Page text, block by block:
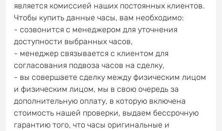
является комиссией наших постоянных клиентов.
Чтобы купить данные часы, вам необходимо:
- созвонится с менеджером для уточнения
доступности выбранных часов,
- менеджер связывается с клиентом для
согласования подвоза часов на сделку,
- вы совершаете сделку между физическим лицом
и физическим лицом, мы в свою очередь за
дополнительную оплату, в которую включена
стоимость нашей проверки, выдаем бессрочную
гарантию того, что часы оригинальные и